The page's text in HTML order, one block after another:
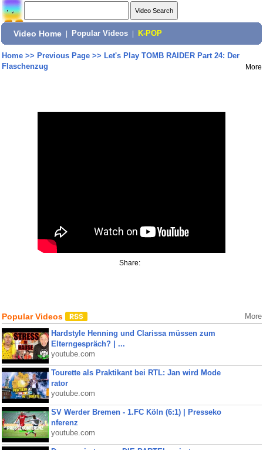
Video Home Popular Videos K-POP
Home>> Previous Page>> Let's Play TOMB RAIDER Part 24: Der
Flaschenzug
More
Share:
Popular Videos More
Hardstyle Henning und Clarissa müssen zum
Elterngespräch? | ...
youtube.com
Tourette als Praktikant bei RTL: Jan wird Mode
rator
youtube.com
SV Werder Bremen - 1.FC Köln (6:1) | Presseko
nferenz
youtube.com